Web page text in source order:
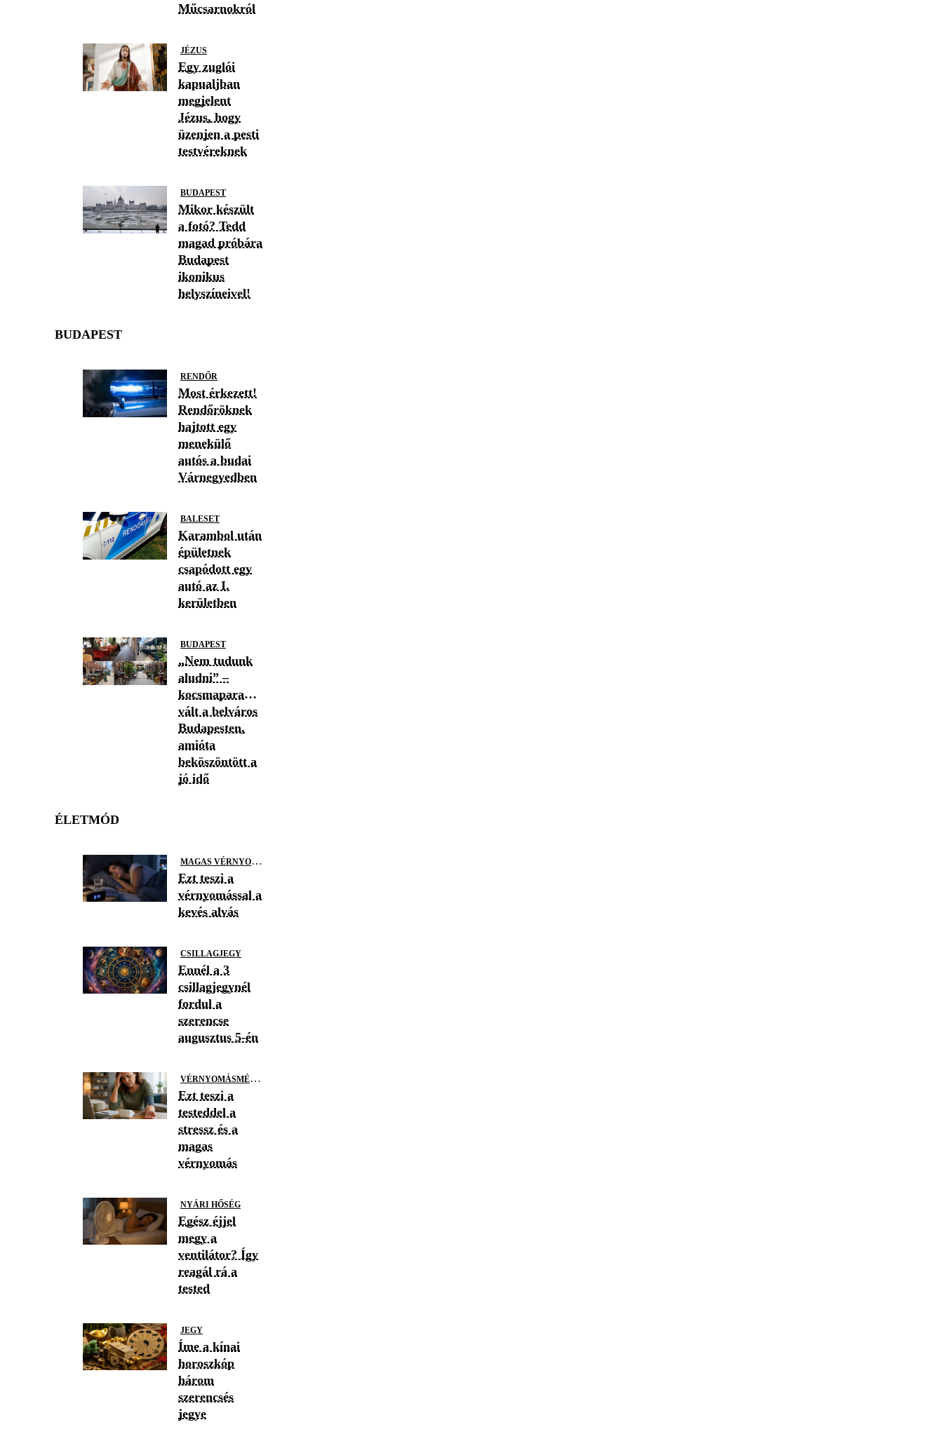
Műcsarnokról
JÉZUS
Egy zuglói
kapualjban
megjelent
Jézus, hogy
üzenjen a pesti
testvéreknek
BUDAPEST
Mikor készült
a fotó? Tedd
magad próbára
Budapest
ikonikus
helyszíneivel!
BUDAPEST
RENDŐR
Most érkezett!
Rendőröknek
hajtott egy
menekülő
autós a budai
Várnegyedben
BALESET
Karambol után
épületnek
csapódott egy
autó az I.
kerületben
BUDAPEST
„Nem tudunk
aludni” –
kocsmaparadicsommá
vált a belváros
Budapesten,
amióta
beköszöntött a
jó idő
ÉLETMÓD
M
AGAS VÉRNYOMÁS
Ezt teszi a
vérnyomással a
kevés alvás
CSILLAGJEGY
Ennél a 3
csillagjegynél
fordul a
szerencse
augusztus 5-én
V
ÉRNYOMÁSMÉRÉS
Ezt teszi a
testeddel a
stressz és a
magas
vérnyomás
NYÁRI HŐSÉG
Egész éjjel
megy a
ventilátor? Így
reagál rá a
tested
JEGY
Íme a kínai
horoszkóp
három
szerencsés
jegye